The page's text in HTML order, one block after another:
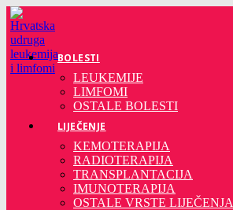
Preskoči
na
sadržaj
BOLESTI
LEUKEMIJE
LIMFOMI
OSTALE BOLESTI
LIJEČENJE
KEMOTERAPIJA
RADIOTERAPIJA
TRANSPLANTACIJA
IMUNOTERAPIJA
OSTALE VRSTE LIJEČENJA